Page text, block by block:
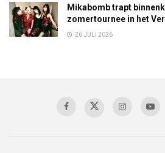
Mikabomb trapt
zomertournee in het
26 JULI 2026